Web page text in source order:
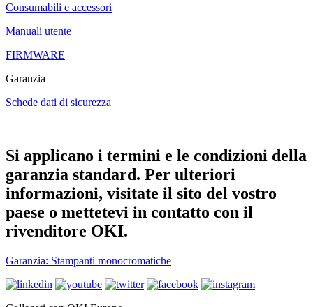
Consumabili e accessori
Manuali utente
FIRMWARE
Garanzia
Schede dati di sicurezza
Si applicano i termini e le condizioni della
garanzia standard. Per ulteriori
informazioni, visitate il sito del vostro
paese o mettetevi in contatto con il
rivenditore OKI.
Garanzia: Stampanti monocromatiche